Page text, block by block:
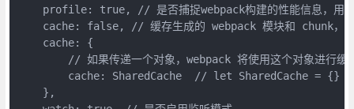
profile: true, // 是否捕捉webpack构建的性能信息，用于
cache: false, // 缓存生成的 webpack 模块和 chunk，
    cache: {
// 如果传递一个对象，webpack 将使用这个对象进行缓
        cache: SharedCache  // let SharedCache = {}
    },